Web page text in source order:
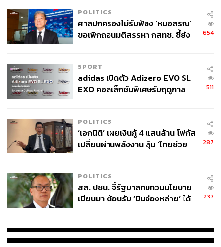
POLITICS
ศาลปกครองไม่รับฟ้อง ‘หมอสรณ’
ขอเพิกถอนมติสรรหา กสทช. ชี้ยัง
654
SPORT
adidas เปิดตัว Adizero EVO SL
EXO คอลเล็กชันพิเศษรับฤดูกาล
511
POLITICS
‘เอกนิติ’ เผยเงินกู้ 4 แสนล้าน โฟกัส
เปลี่ยนผ่านพลังงาน ลุ้น ‘ไทยช่วย
287
POLITICS
สส. ปชน. จี้รัฐบาลทบทวนนโยบาย
เมียนมา ต้อนรับ ‘มินอ่องหล่าย’ ได้
237